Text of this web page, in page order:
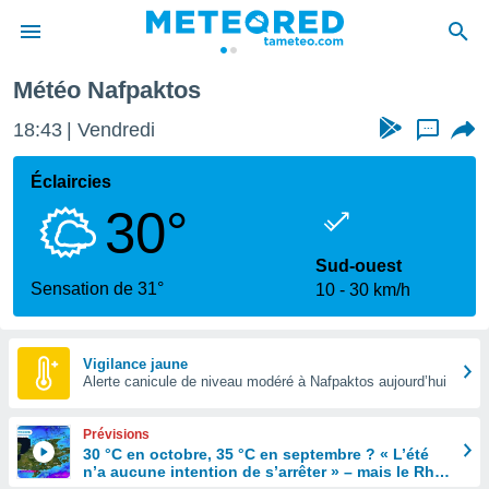
de
Météo Nafpaktos
18:43 Vendredi ...
Éclaircies
30°
Sensation de 31°
Sud-ouest
10
30 km/h
Vigilance jaune
Alerte canicule de niveau modéré à Nafpaktos aujourd’hui
Prévisions
30 °C en octobre, 35 °C en septembre ? « L’été
n’a aucune intention de s’arrêter » – mais le Rhin